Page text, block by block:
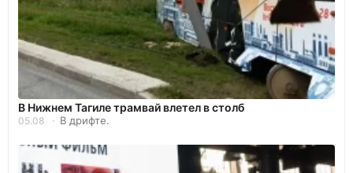
В Нижнем Тагиле трамвай влетел в столб
05.08 В дрифте.